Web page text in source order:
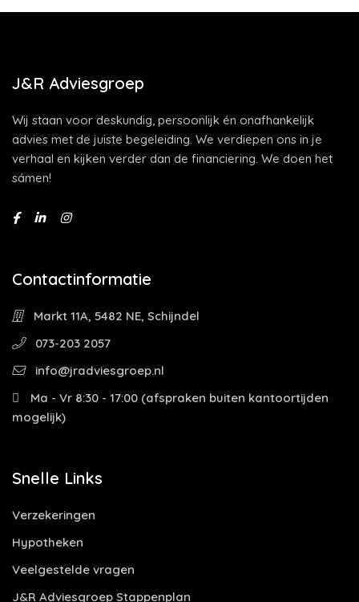
J&R Adviesgroep
Wij staan voor deskundig, persoonlijk én onafhankelijk
advies met de juiste begeleiding. We verdiepen ons in je
verhaal en kijken verder dan de financiering. We doen het
sámen!
Contactinformatie
Markt 11A, 5482 NE, Schijndel
073-203 2057
info@jradviesgroep.nl
Ma - Vr 8:30 - 17:00 (afspraken buiten kantoortijden
mogelijk)
Snelle Links
Verzekeringen
Hypotheken
Veelgestelde vragen
J&R Adviesgroep Stappenplan